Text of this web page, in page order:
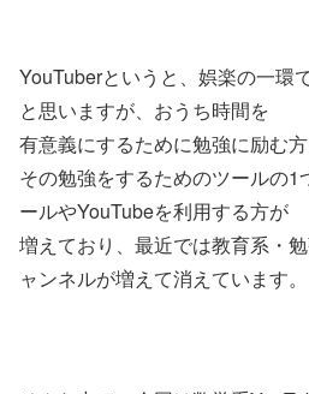
YouTuberというと、娯楽の一環
と思いますが、おうち時間を
有意義にするために勉強に励む方
その勉強をするためのツールの1
ールやYouTubeを利用する方が
増えており、最近では教育系・
ャンネルが増えて消えています。